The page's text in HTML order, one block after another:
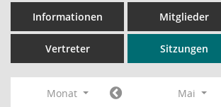
Informationen Mitglieder
Vertreter Sitzungen
Monat Mai